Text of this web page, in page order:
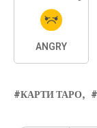
ANGRY
КАРТИ ТАРО